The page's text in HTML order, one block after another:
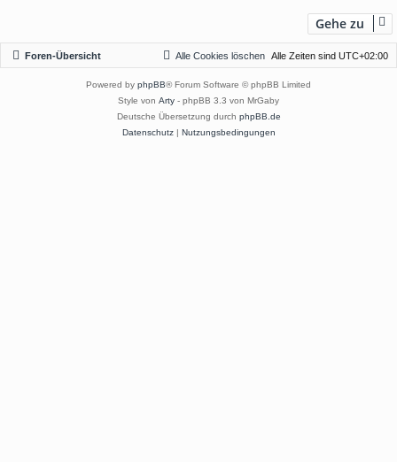
Gehe zu
Foren-Übersicht Alle Zeiten sind UTC+02:00
Alle Cookies löschen
Powered by phpBB® Forum Software © phpBB Limited
Style von Arty - phpBB 3.3 von MrGaby
Deutsche Übersetzung durch phpBB.de
Datenschutz| Nutzungsbedingungen